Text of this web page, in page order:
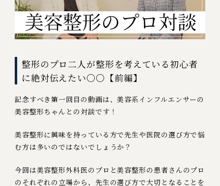
整形のプロ二人が整形を考えている初心者
に絶対伝えたい〇〇【前編】
記念すべき第一回目の動画は、美容系インフルエンサーの
美容整形ちゃんとの対談です！
美容整形に興味を持っている方で先生や医院の選び方で悩
む方は多いのではないでしょうか？
今回は美容整形外科医のプロと美容整形の患者さんのプロ
のそれぞれの立場から、先生の選び方で大切となることを